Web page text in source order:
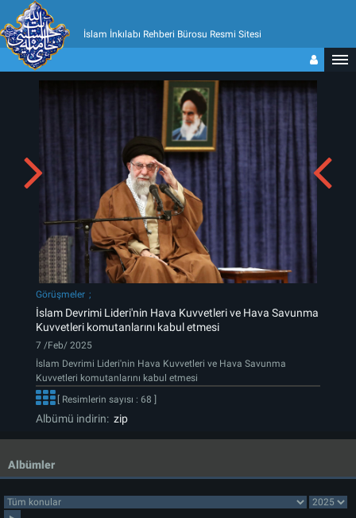
İslam İnkılabı Rehberi Bürosu Resmi Sitesi
Görüşmeler
İslam Devrimi Lideri'nin Hava Kuvvetleri ve Hava Savunma
Kuvvetleri komutanlarını kabul etmesi
7 /Feb/ 2025
İslam Devrimi Lideri'nin Hava Kuvvetleri ve Hava Savunma
Kuvvetleri komutanlarını kabul etmesi
[ Resimlerin sayısı : 68 ]
Albümü indirin: zip
Albümler